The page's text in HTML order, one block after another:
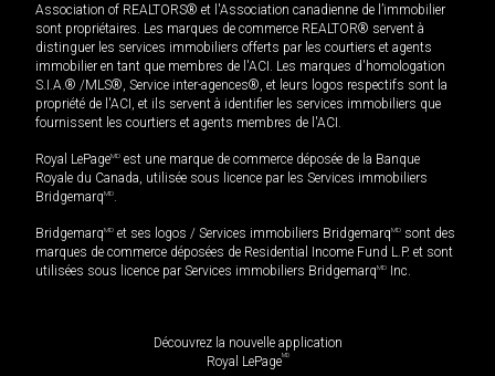
Association of REALTORS® et l'Association canadienne de l’immobilier
sont propriétaires. Les marques de commerce REALTOR® servent à
distinguer les services immobiliers offerts par les courtiers et agents
immobilier en tant que membres de l'ACI. Les marques d'homologation
S.I.A.® /MLS®, Service inter-agences®, et leurs logos respectifs sont la
propriété de l'ACI, et ils servent à identifier les services immobiliers que
fournissent les courtiers et agents membres de l'ACI.
Royal LePageMD est une marque de commerce déposée de la Banque
Royale du Canada, utilisée sous licence par les Services immobiliers
BridgemarqMD.
BridgemarqMD et ses logos / Services immobiliers BridgemarqMD sont des
marques de commerce déposées de Residential Income Fund L.P. et sont
utilisées sous licence par Services immobiliers BridgemarqMD Inc.
Découvrez la nouvelle application
Royal LePageMD